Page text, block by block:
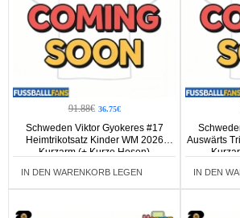
91.88€ 36.75€
Schweden Viktor Gyokeres #17
Heimtrikotsatz Kinder WM 2026
Kurzarm (+ Kurze Hosen)
IN DEN WARENKORB LEGEN
Auswärts
IN DEN